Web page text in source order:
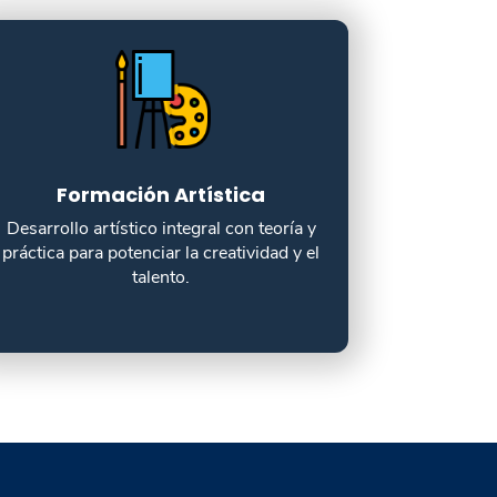
Formación Artística
Desarrollo artístico integral con teoría y
práctica para potenciar la creatividad y el
talento.